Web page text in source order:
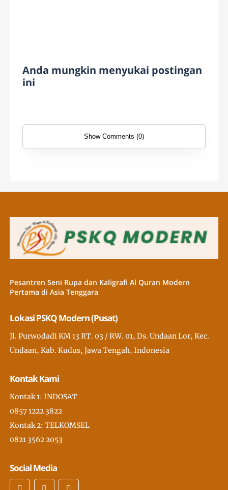
Anda mungkin menyukai postingan
ini
Show Comments (0)
Pesantren Seni Rupa dan Kaligrafi Al Quran Modern
Pertama di Asia Tenggara
Lokasi PSKQ Modern (Pusat)
Jl. Purwodadi KM 13 RT. 03 / RW. 01, Ds. Undaan Lor, Kec.
Undaan, Kab. Kudus, Jawa Tengah, Indonesia
Kontak Kami
Kontak 1: INDOSAT
0857 1222 3822
Kontak 2: TELKOMSEL
0821 3562 2053
Social Media